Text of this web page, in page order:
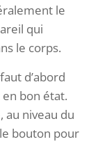
le
qui
le corps.
d’abord
en bon état.
au niveau du
bouton pour